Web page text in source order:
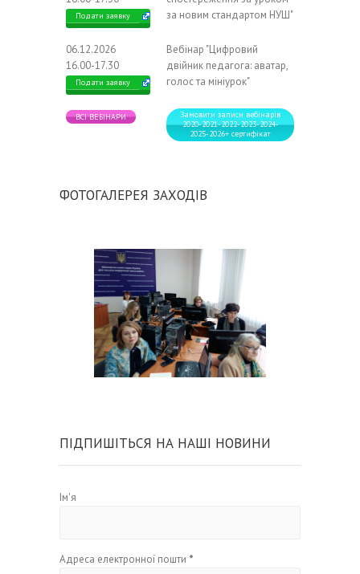
Подати заявку
за новим стандартом НУШ"
06.12.2026
16.00-17.30
Подати заявку
Вебінар "Цифровий
двійник педагога: аватар,
голос та мініурок"
ВСІ ВЕБІНАРИ
Замовити записи вебінарів
2020-2021-2022-2023-2024-
2025-2026+ сертифікат
ФОТОГАЛЕРЕЯ ЗАХОДІВ
ПІДПИШІТЬСЯ НА НАШІ НОВИНИ
Ім'я
Адреса електронної пошти *